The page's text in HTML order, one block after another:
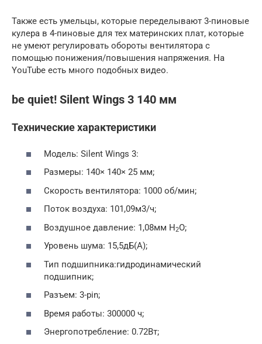
Также есть умельцы, которые переделывают 3-пиновые
кулера в 4-пиновые для тех материнских плат, которые
не умеют регулировать обороты вентилятора с
помощью понижения/повышения напряжения. На
YouTube есть много подобных видео.
be quiet! Silent Wings 3 140 мм
Технические характеристики
Модель: Silent Wings 3:
Размеры: 140× 140× 25 мм;
Скорость вентилятора: 1000 об/мин;
Поток воздуха: 101,09м3/ч;
Воздушное давление: 1,08мм H2O;
Уровень шума: 15,5дБ(А);
Тип подшипника:гидродинамический
подшипник;
Разъем: 3-pin;
Время работы: 300000 ч;
Энергопотребление: 0.72Вт;